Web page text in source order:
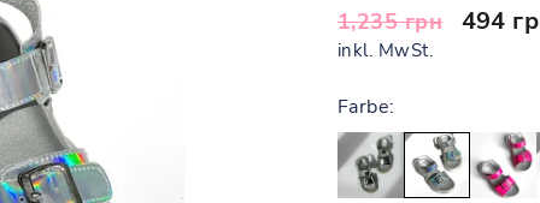
Normaler
Preis
1,235 грн 494
inkl. MwSt.
Farbe: